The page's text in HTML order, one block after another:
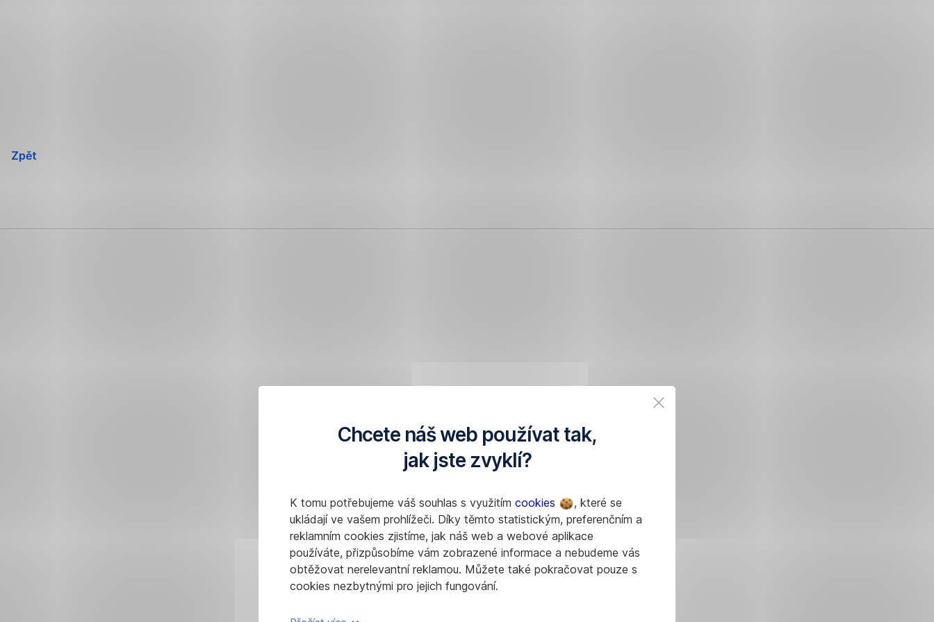
Chcete náš web používat tak,
jak jste zvyklí?
K tomu potřebujeme váš souhlas s využitím cookies
, které se
ukládají ve vašem prohlížeči. Díky těmto statistickým, preferenčním a
reklamním cookies zjistíme, jak náš web a webové aplikace
používáte, přizpůsobíme vám zobrazené informace a nebudeme vás
obtěžovat nerelevantní reklamou. Můžete také pokračovat pouze s
cookies nezbytnými pro jejich fungování.
Zpět